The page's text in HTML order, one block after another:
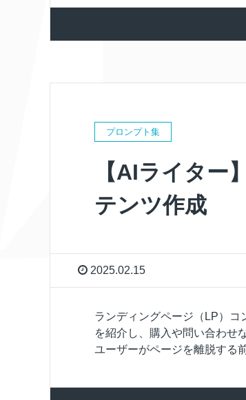
プロンプト集
【AIライター
テンツ作成
2025.02.15
ランディングページ（LP）コ
を紹介し、購入や問い合わせ
ユーザーがページを離脱する